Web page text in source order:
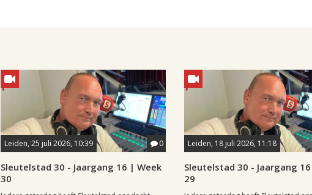
Leiden, 25 juli 2026, 10:39 0
Sleutelstad 30 - Jaargang 16 | Week
30
Leiden, 18 juli 2026, 11:18
Sleutelstad 30 - Jaargang
29